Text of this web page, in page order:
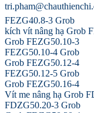
FEZG40.8-3 Grob
kích vít nâng hạ Grob
Grob FEZG50.10-3
FEZG50.10-4 Grob
Grob FEZG50.12-4
FEZG50.12-5 Grob
Grob FEZG50.16-4
Vít me nâng hạ Grob
FDZG50.20-3 Grob